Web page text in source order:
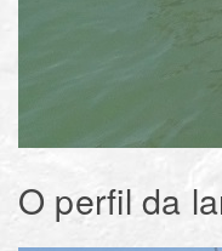
O perfil da